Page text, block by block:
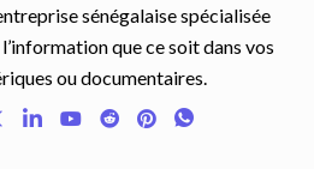
sénégalaise spécialisée
que ce soit dans vos
ou documentaires.